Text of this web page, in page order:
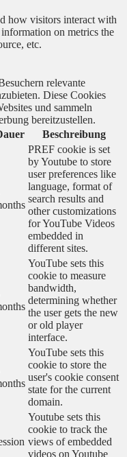
how visitors interact with
on metrics the
etc.
relevante
Diese Cookies
und sammeln
bereitzustellen.
Beschreibung
PREF cookie is set
by Youtube to store
user preferences like
language, format of
search results and
other customizations
for YouTube Videos
embedded in
different sites.
YouTube sets this
cookie to measure
bandwidth,
determining whether
the user gets the new
or old player
interface.
YouTube sets this
cookie to store the
user's cookie consent
state for the current
domain.
Youtube sets this
cookie to track the
views of embedded
videos on Youtube